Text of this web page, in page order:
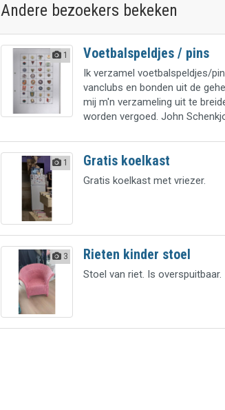
Andere bezoekers bekeken
1 Voetbalspeldjes / pins
Ik verzamel voetbalspeldjes/
vanclubs en bonden uit de
mij m'n verzameling uit te
worden vergoed. John
1 Gratis koelkast
Gratis koelkast met vriezer.
3 Rieten kinder stoel
Stoel van riet. Is overspuitbaar.